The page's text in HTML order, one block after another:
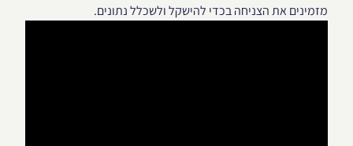
מזמינים את הצניחה בכדי להישקל ולשכלל נתונים.